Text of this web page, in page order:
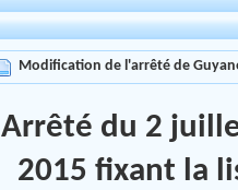
Modification de l'arrêté de
Arrêté du 2
2015 fixant la